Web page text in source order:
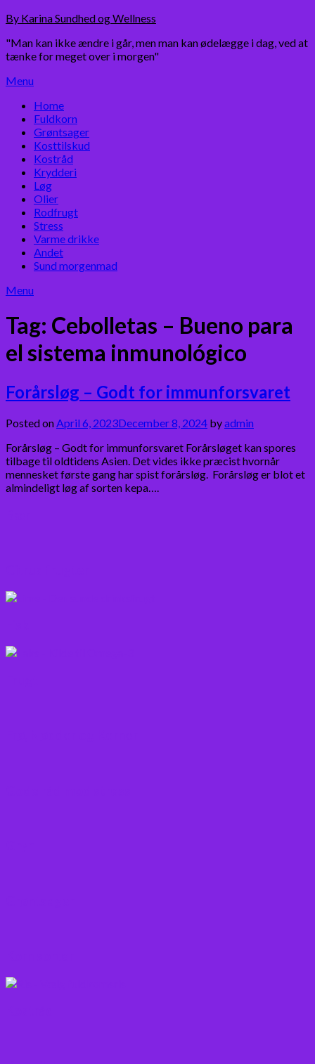
Skip
content
By Karina Sundhed og Wellness
"Man kan ikke ændre i går, men man kan ødelægge i dag, ved at
tænke for meget over i morgen"
Menu
Home
Fuldkorn
Grøntsager
Kosttilskud
Kostråd
Krydderi
Løg
Olier
Rodfrugt
Stress
Varme drikke
Andet
Sund morgenmad
Menu
Tag: Cebolletas – Bueno para
el sistema inmunológico
Forårsløg – Godt for immunforsvaret
Posted on April 6, 2023December 8, 2024 byadmin
Forårsløg – Godt for immunforsvaret Forårsløget kan spores
tilbage til oldtidens Asien. Det vides ikke præcist hvornår
mennesket første gang har spist forårsløg. Forårsløg er blot et
almindeligt løg af sorten kepa….